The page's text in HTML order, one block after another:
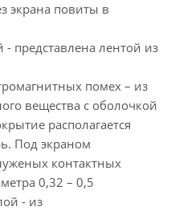
экрана повиты в
представлена лентой из
помех – из
вещества с оболочкой
располагается
Под экраном
контактных
0,32 – 0,5
- из